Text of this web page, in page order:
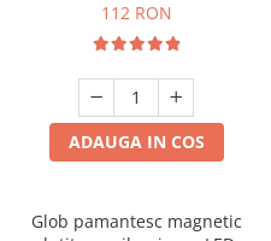
112 RON
ADAUGA IN COS
Glob pamantesc magnetic